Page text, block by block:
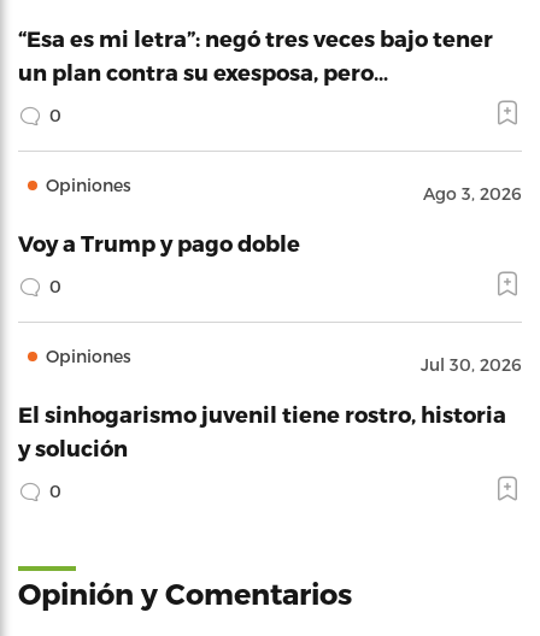
“Esa es mi letra”: negó tres veces bajo tener
un plan contra su exesposa, pero…
0
Opiniones Ago 3, 2026
Voy a Trump y pago doble
0
Opiniones Jul 30, 2026
El sinhogarismo juvenil tiene rostro, historia
y solución
0
Opinión y Comentarios